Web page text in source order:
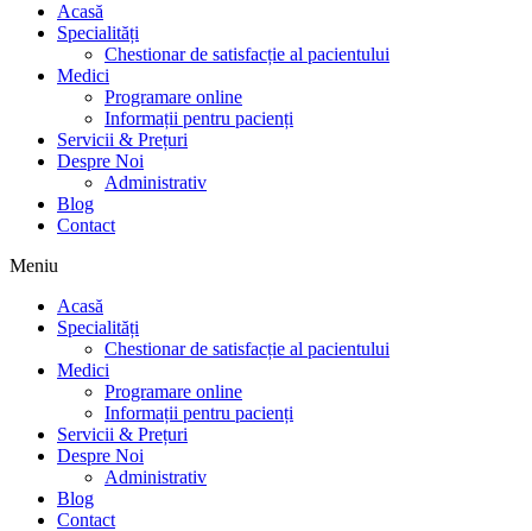
Acasă
Specialități
Chestionar de satisfacție al pacientului
Medici
Programare online
Informații pentru pacienți
Servicii & Prețuri
Despre Noi
Administrativ
Blog
Contact
Meniu
Acasă
Specialități
Chestionar de satisfacție al pacientului
Medici
Programare online
Informații pentru pacienți
Servicii & Prețuri
Despre Noi
Administrativ
Blog
Contact